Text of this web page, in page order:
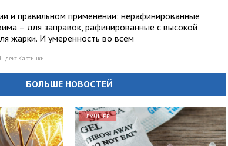
и правильном применении: нерафинированные
– для заправок, рафинированные с высокой
жарки. И умеренность во всем
БОЛЬШЕ НОВОСТЕЙ
ЛУЧШЕЕ